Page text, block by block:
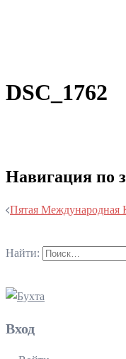
DSC_1762
Навигация по
Пятая Международная
Найти:
Вход